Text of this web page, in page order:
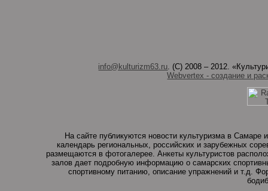
Webvertex - создание и
календарь региональных, российских и зарубежных
размещаются в фотогалерее. Анкеты культуристов
залов дает подробную информацию о самарских
спортивному питанию, описание упражнений и т.д.